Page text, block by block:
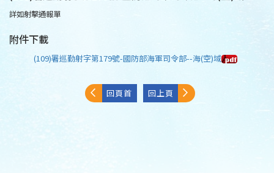
詳如射擊通報單
附件下載
(109)署巡勤射字第179號-國防部海軍司令部--海(空)域
回頁首 回上頁